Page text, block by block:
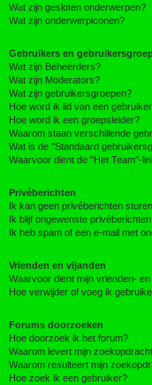
Wat zijn gesloten onderwerpen?
Wat zijn onderwerpiconen?
Gebruikers en
Wat zijn Beheerders?
Wat zijn Moderators?
Wat zijn gebruikersgroepen?
Hoe word ik lid van een
Hoe word ik een groepsleider?
Waarom staan verschillende
Wat is de "Standaard
Waarvoor dient de "Het Team"-
Privéberichten
Ik kan geen privéberichten
Ik blijf ongewenste
Ik heb spam of een e-mail met
Vrienden en vijanden
Waarvoor dient mijn vrienden-
Hoe verwijder of voeg ik
Forums doorzoeken
Hoe doorzoek ik het forum?
Waarom levert mijn
Waarom resulteert mijn
Hoe zoek ik een gebruiker?